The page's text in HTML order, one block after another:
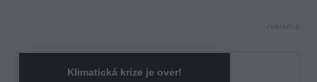
reklama